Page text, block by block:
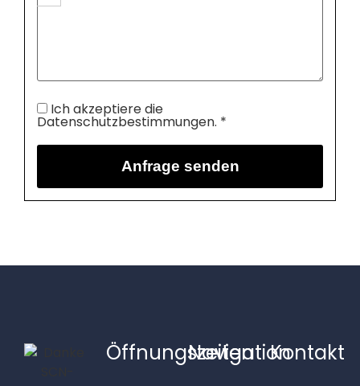
Ich akzeptiere die
Datenschutzbestimmungen. *
Öffnungszeiten
NavigationKontakt